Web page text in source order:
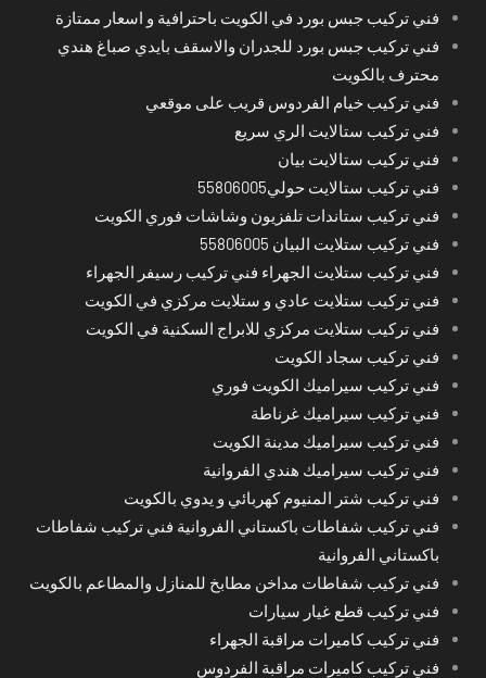
فني تركيب جبس بورد في الكويت باحترافية و اسعار ممتازة
فني تركيب جبس بورد للجدران والاسقف بايدي صباغ هندي
محترف بالكويت
فني تركيب خيام الفردوس قريب على موقعي
فني تركيب ستالايت الري سريع
فني تركيب ستالايت بيان
فني تركيب ستالايت حولي55806005
فني تركيب ستاندات تلفزيون وشاشات فوري الكويت
فني تركيب ستلايت البيان 55806005
فني تركيب ستلايت الجهراء فني تركيب رسيفر الجهراء
فني تركيب ستلايت عادي و ستلايت مركزي في الكويت
فني تركيب ستلايت مركزي للابراج السكنية في الكويت
فني تركيب سجاد الكويت
فني تركيب سيراميك الكويت فوري
فني تركيب سيراميك غرناطة
فني تركيب سيراميك مدينة الكويت
فني تركيب سيراميك هندي الفروانية
فني تركيب شتر المنيوم كهربائي و يدوي بالكويت
فني تركيب شفاطات باكستاني الفروانية فني تركيب شفاطات
باكستاني الفروانية
فني تركيب شفاطات مداخن مطابخ للمنازل والمطاعم بالكويت
فني تركيب قطع غيار سيارات
فني تركيب كاميرات مراقبة الجهراء
فني تركيب كاميرات مراقبة الفردوس